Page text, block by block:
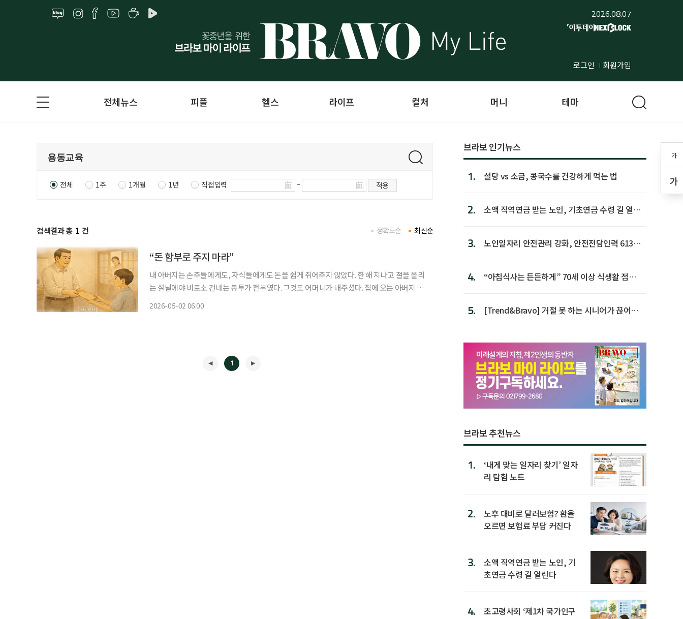
2026.08.07
로그인 회원가입
가
가
전체뉴스 피플 헬스 라이프 컬처 머니 테마
전체 1주 1개월 1년 직접입력 ~ 적용
검색결과 총 1 건 최신순
정확도순
“돈 함부로 주지 마라”
내 아버지는 손주들에게도, 자식들에게도 돈을 쉽게 쥐어주지 않았다. 한 해 지나고 절을 올리
는 설날에야 비로소 건네는 봉투가 전부였다. 그것도 어머니가 내주셨다. 집에 오는 아버지 손
2026-05-02 06:00
1
브라보 인기뉴스
1. 설탕 vs 소금, 콩국수를 건강하게 먹는 법
2.
소액 직역연금 받는 노인, 기초연금 수령 길 열린
3.
노인일자리 안전관리 강화, 안전전담인력 613명
4.
“아침식사는 든든하게” 70세 이상 식생활 점수
5.
[Trend&Bravo] 거절 못 하는 시니어가 끊어야
브라보 추천뉴스
1.
‘내게 맞는 일자리 찾기’ 일자
리 탐험 노트
2.
노후 대비로 달러보험? 환율
오르면 보험료 부담 커진다
3.
소액 직역연금 받는 노인, 기
초연금 수령 길 열린다
4.
초고령사회 ‘제1차 국가인구